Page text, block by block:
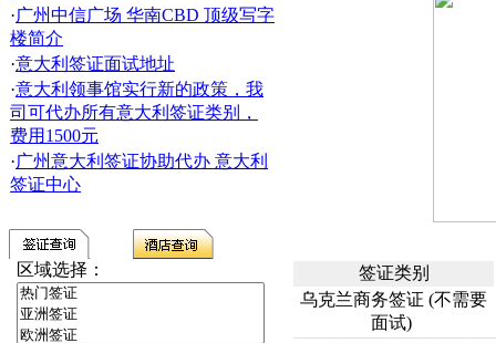
·广州中信广场 华南CBD 顶级写字
楼简介
·意大利签证面试地址
·意大利领事馆实行新的政策，我
司可代办所有意大利签证类别，
费用1500元
·广州意大利签证协助代办 意大利
签证中心
区域选择：
签证类别
乌克兰商务签证 (不需要
面试)